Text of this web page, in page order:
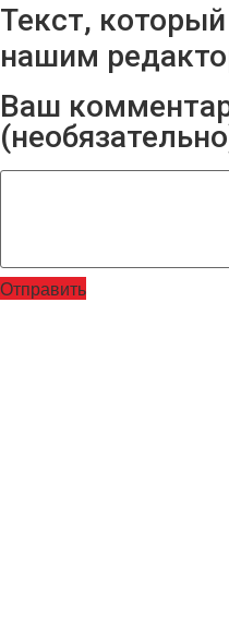
Текст,
нашим
Ваш
Отправить